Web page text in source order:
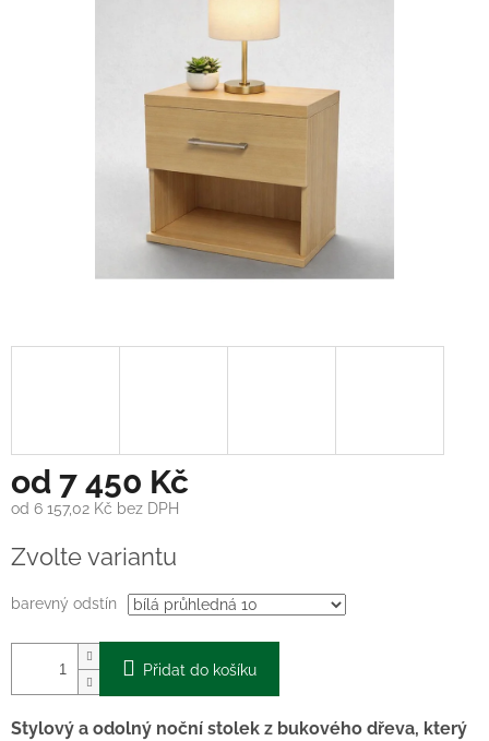
hvězdiček.
od 7 450 Kč
od 6 157,02 Kč bez DPH
cena:
Zvolte variantu
barevný odstín
Přidat do košíku
Stylový a odolný noční stolek z bukového dřeva, který